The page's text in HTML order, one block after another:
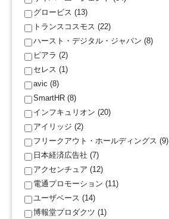
グロービス (13)
トランスコスモス (22)
ハースト・デジタル・ジャパン (8)
ピアラ (2)
セレス (1)
avic (8)
SmartHR (8)
インフキュリオン (20)
アイリッジ (2)
フリークアウト・ホールディングス (9)
日本経済広告社 (7)
アクセンチュア (12)
電通プロモーション (11)
ユーザベース (14)
博報堂プロダクツ (1)